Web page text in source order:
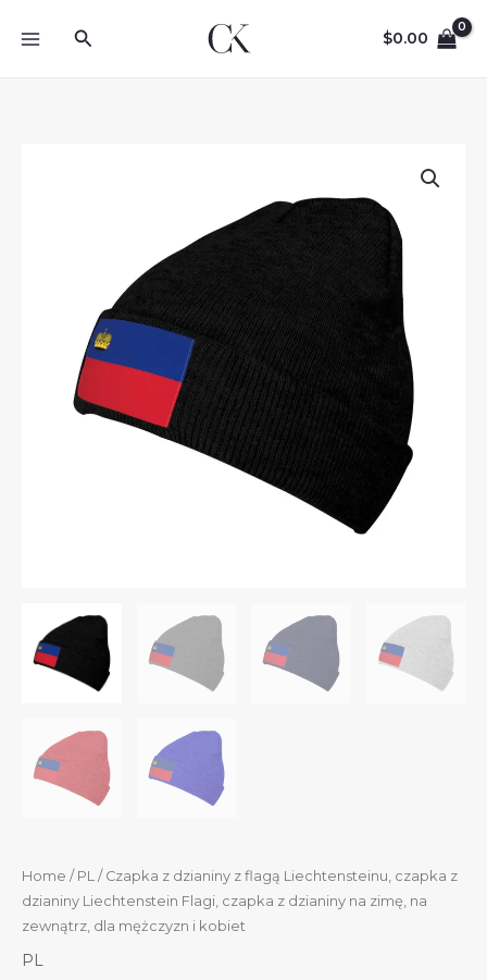
Search $0.00
Home / PL / Czapka z dzianiny z flagą Liechtensteinu, czapka z
dzianiny Liechtenstein Flagi, czapka z dzianiny na zimę, na
zewnątrz, dla mężczyzn i kobiet
PL